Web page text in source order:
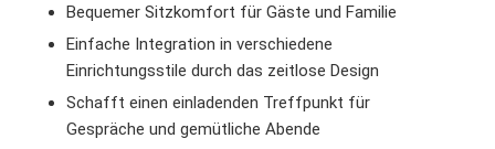
Bequemer Sitzkomfort für Gäste und Familie
Einfache Integration in verschiedene
Einrichtungsstile durch das zeitlose Design
Schafft einen einladenden Treffpunkt für
Gespräche und gemütliche Abende